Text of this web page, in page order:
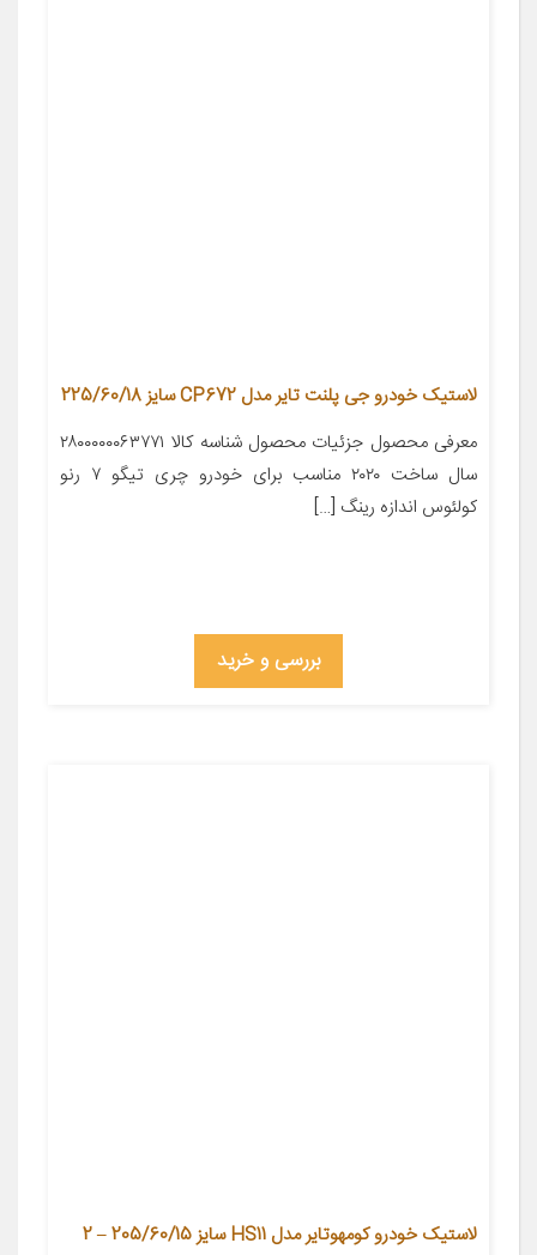
لاستیک خودرو جی پلنت تایر مدل CP672 سایز 225/60/18
معرفی محصول جزئیات محصول شناسه کالا ۲۸۰۰۰۰۰۰۶۳۷۷۱
سال ساخت ۲۰۲۰ مناسب برای خودرو چری تیگو ۷ رنو
کولئوس اندازه رینگ […]
بررسی و خرید
لاستیک خودرو کومهوتایر مدل HS11 سایز 205/60/15 – 2